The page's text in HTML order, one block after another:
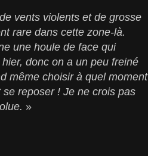
vents violents et de grosse
rare dans cette zone-là.
une houle de face qui
donc on a un peu freiné
même choisir à quel moment
reposer ! Je ne crois pas
»